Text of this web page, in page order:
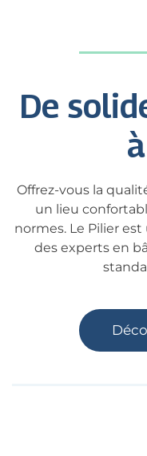
De
Offrez-vous la
un lieu
normes. Le Pilier
des experts en